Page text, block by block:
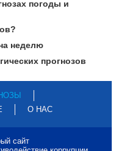
погоды и
неделю
прогнозов
О НАС
сайт